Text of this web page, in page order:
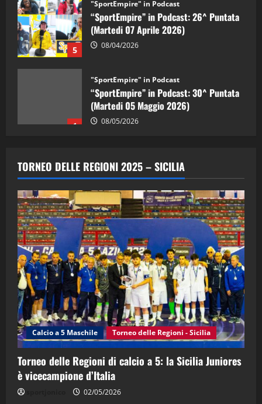
5
“SportEmpire” in Podcast: 26^ Puntata
(Martedi 07 Aprile 2026)
08/04/2026
1
“SportEmpire” in Podcast: 30^ Puntata
(Martedi 05 Maggio 2026)
08/05/2026
2
“SportEmpire” in Podcast: 29^ Puntata
(Martedi 28 Aprile 2026)
28/04/2026
3
"SportEmpire" in Podcast
“SportEmpire” in Podcast: 28^ Puntata
(Martedi 21 Aprile 2026)
21/04/2026
4
"SportEmpire" in Podcast Sport News
“SportEmpire” in Podcast: 27^ Puntata
(Martedi 14 Aprile 2026)
15/04/2026
"SportEmpire" in Podcast
“SportEmpire” in Podcast: 26^ Puntata
TORNEO DELLE REGIONI 2025 – SICILIA
Calcio a 5 Maschile Torneo delle Regioni - Sicilia
Torneo delle Regioni di calcio a 5: la Sicilia Juniores
è vicecampione d’Italia
02/05/2026